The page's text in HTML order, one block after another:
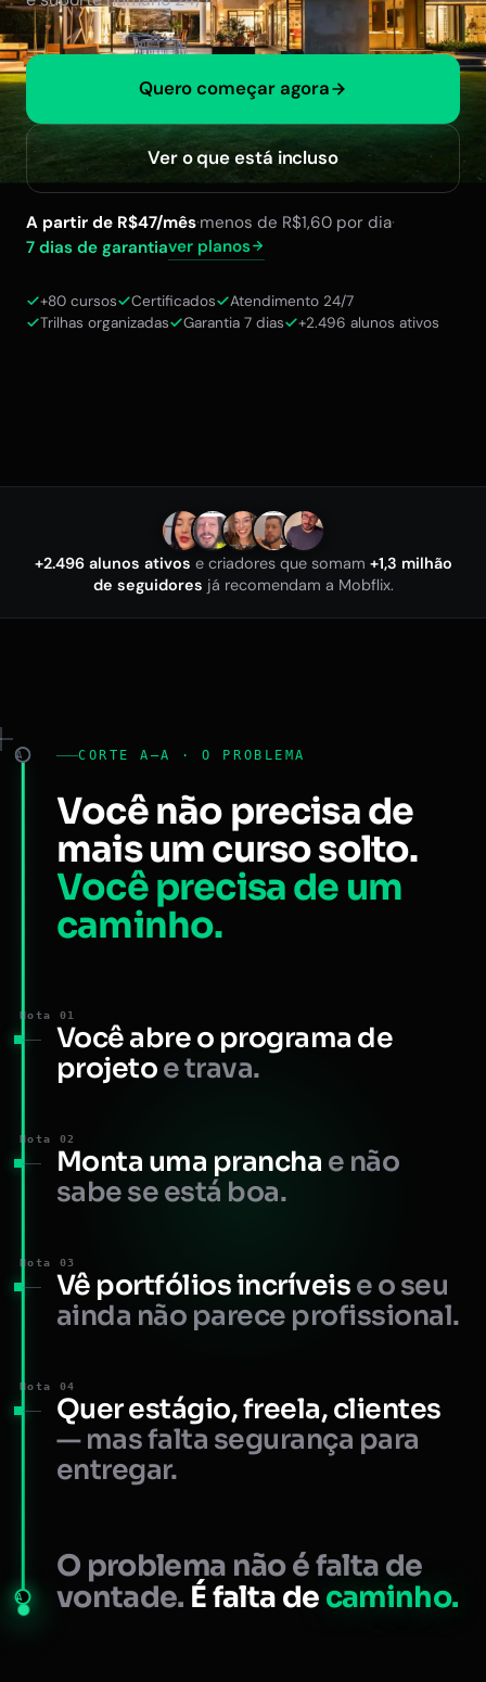
Quero começar agora
Ver o que está incluso
A partir de R$47/mês·menos de R$1,60 por dia·
7 dias de garantiaver planos
+80 cursos Certificados
Atendimento 24/7
Trilhas organizadas
Garantia 7 dias +2.496 alunos ativos
+2.496 alunos ativos e criadores que somam +1,3 milhão
de seguidores já recomendam a Mobflix.
A
A
CORTE A–A · O PROBLEMA
Você não precisa de
mais um curso solto.
Você precisa de um
caminho.
Nota 01
Você abre o programa de
projetoe trava.
Nota 02
Monta uma prancha e não
sabe se está boa.
Nota 03
Vê portfólios incríveise o seu
ainda não parece profissional.
Nota 04
Quer estágio, freela, clientes
— mas falta segurança para
entregar.
O problema não é falta de
vontade. É falta de caminho.